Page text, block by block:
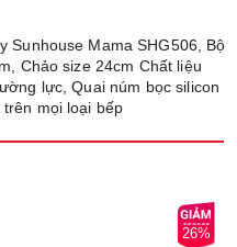
Sunhouse Mama SHG506, Bộ
Chảo size 24cm Chất liệu
lực, Quai núm bọc silicon
mọi loại bếp
26%